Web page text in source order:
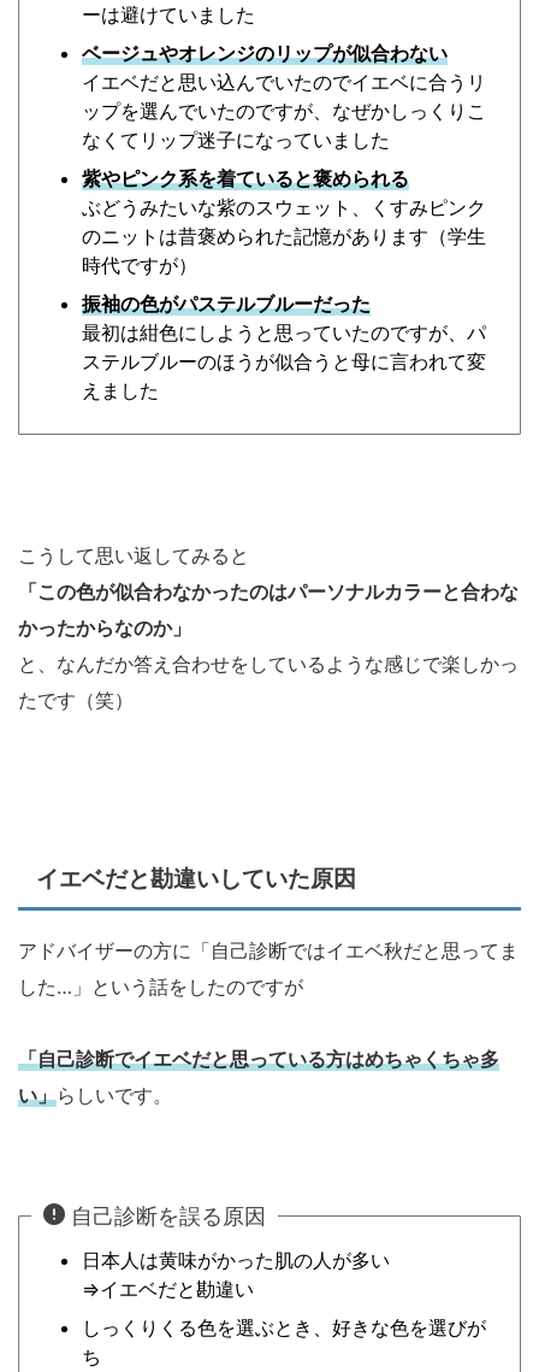
ーは避けていました
ベージュやオレンジのリップが似合わない
イエベだと思い込んでいたのでイエベに合うリ
ップを選んでいたのですが、なぜかしっくりこ
なくてリップ迷子になっていました
紫やピンク系を着ていると褒められる
ぶどうみたいな紫のスウェット、くすみピンク
のニットは昔褒められた記憶があります（学生
時代ですが）
振袖の色がパステルブルーだった
最初は紺色にしようと思っていたのですが、パ
ステルブルーのほうが似合うと母に言われて変
えました
こうして思い返してみると
「この色が似合わなかったのはパーソナルカラーと合わな
かったからなのか」
と、なんだか答え合わせをしているような感じで楽しかっ
たです（笑）
イエベだと勘違いしていた原因
アドバイザーの方に「自己診断ではイエベ秋だと思ってま
した…」という話をしたのですが
「自己診断でイエベだと思っている方はめちゃくちゃ多
い」らしいです。
自己診断を誤る原因
日本人は黄味がかった肌の人が多い
⇒イエベだと勘違い
しっくりくる色を選ぶとき、好きな色を選びが
ち